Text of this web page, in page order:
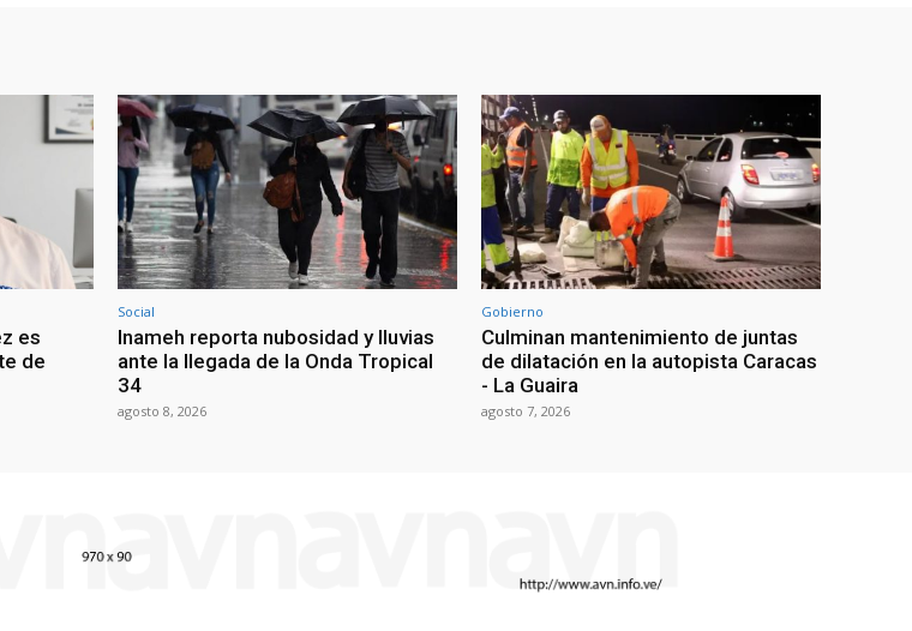
es
de
Social
Inameh reporta nubosidad y lluvias
ante la llegada de la Onda Tropical
34
agosto 8, 2026
Gobierno
Culminan mantenimiento de juntas
de dilatación en la autopista Caracas
- La Guaira
agosto 7, 2026